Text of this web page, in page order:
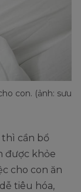
con. (ảnh: sưu
cần bổ
được khỏe
cho con ăn
tiêu hóa,